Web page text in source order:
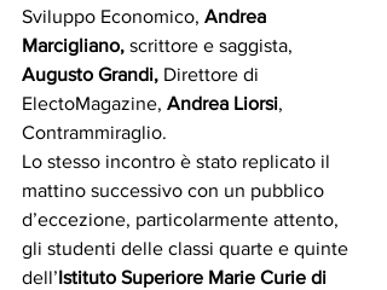
Sviluppo Economico, Andrea
Marcigliano, scrittore e saggista,
Augusto Grandi, Direttore di
ElectoMagazine, Andrea Liorsi,
Contrammiraglio.
Lo stesso incontro è stato replicato il
mattino successivo con un pubblico
d’eccezione, particolarmente attento,
gli studenti delle classi quarte e quinte
dell’Istituto Superiore Marie Curie di